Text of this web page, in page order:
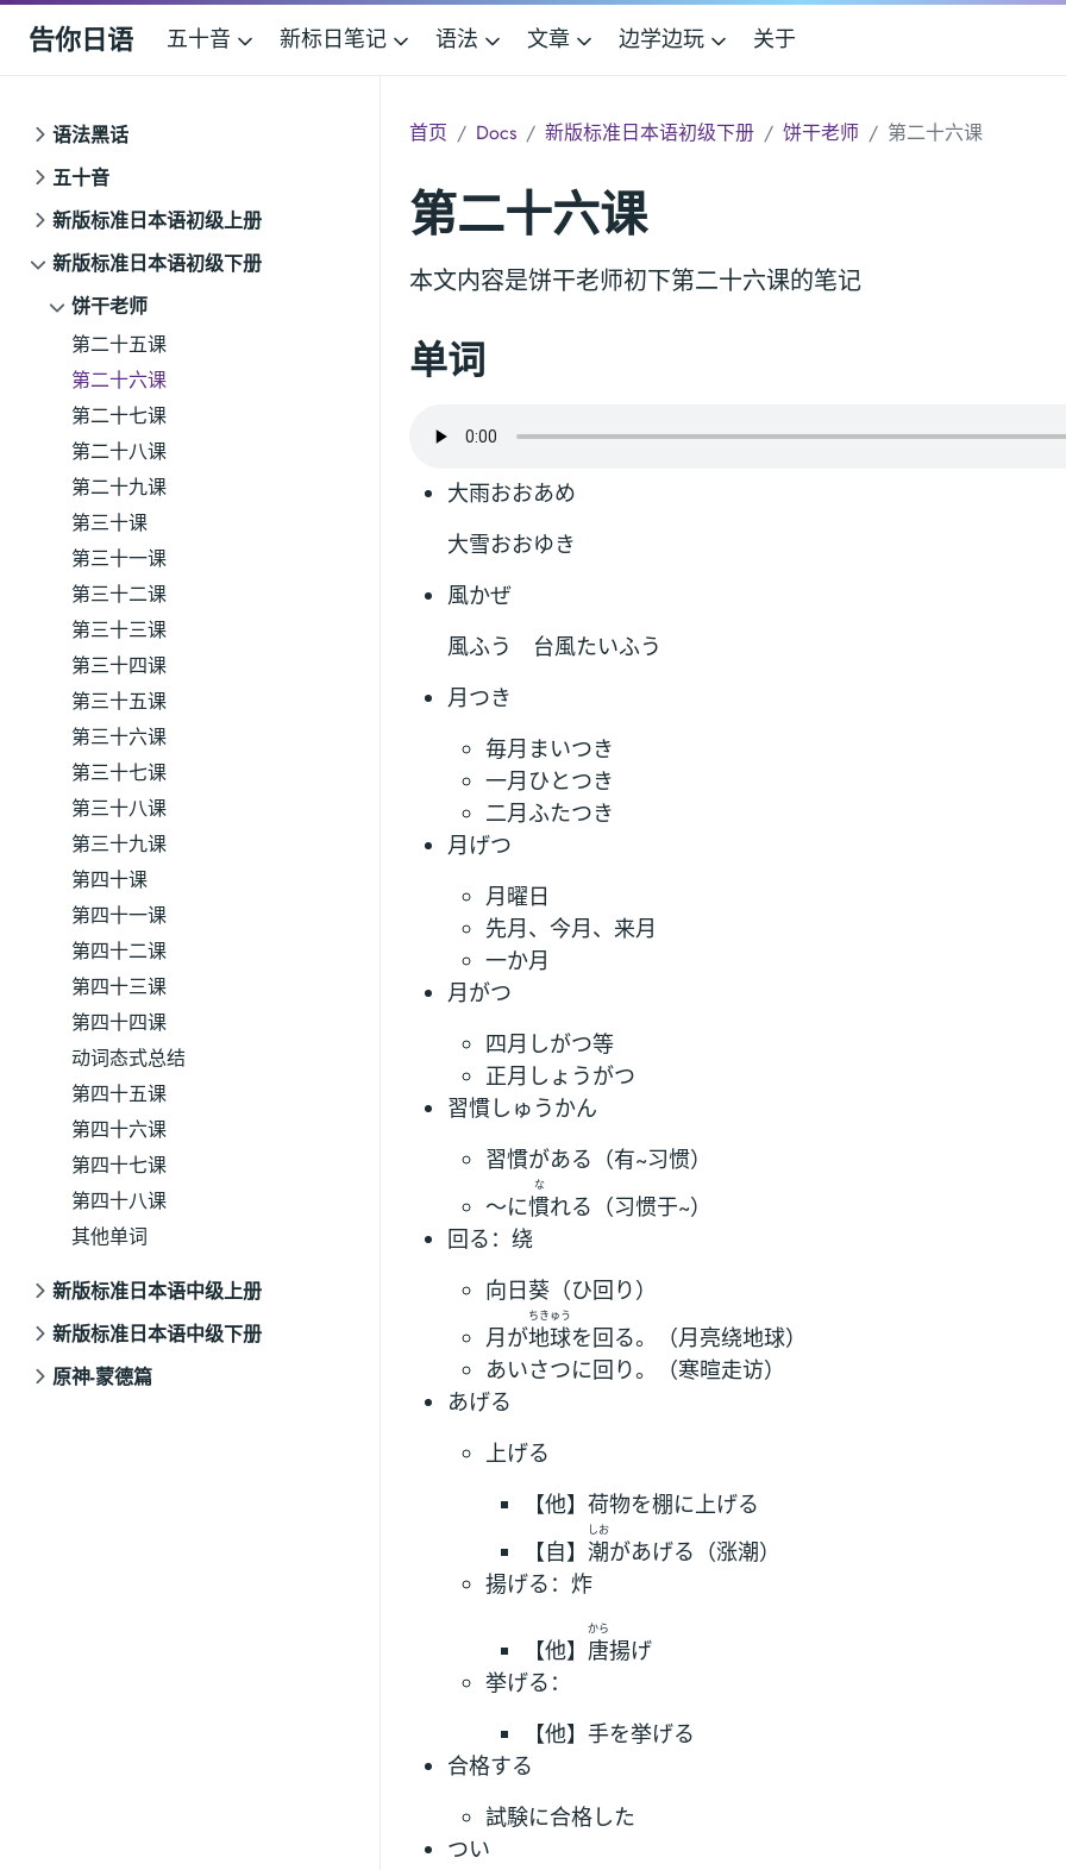
告你日语 五十音 新标日笔记 语法 文章 边学边玩 关于
语法黑话
五十音
新版标准日本语初级上册
新版标准日本语初级下册
饼干老师
第二十五课
第二十六课
第二十七课
第二十八课
第二十九课
第三十课
第三十一课
第三十二课
第三十三课
第三十四课
第三十五课
第三十六课
第三十七课
第三十八课
第三十九课
第四十课
第四十一课
第四十二课
第四十三课
第四十四课
动词态式总结
第四十五课
第四十六课
第四十七课
第四十八课
其他单词
新版标准日本语中级上册
新版标准日本语中级下册
原神-蒙德篇
首页 Docs 新版标准日本语初级下册 饼干老师 第二十六课
第二十六课
本文内容是饼干老师初下第二十六课的笔记
单词
大雨おおあめ
大雪おおゆき
風かぜ
風ふう 台風たいふう
月つき
毎月まいつき
一月ひとつき
二月ふたつき
月げつ
月曜日
先月、今月、来月
一か月
月がつ
四月しがつ等
正月しょうがつ
習慣しゅうかん
習慣がある（有~习惯）
～に慣
な
れる（习惯于~）
回る：绕
向日葵（ひ回り）
月が地球
ちきゅう
を回る。（月亮绕地球）
あいさつに回り。（寒暄走访）
あげる
上げる
【他】荷物を棚に上げる
【自】 潮
しお
があげる（涨潮）
揚げる：炸
【他】 唐
から
揚げ
挙げる：
【他】手を挙げる
合格する
試験に合格した
つい